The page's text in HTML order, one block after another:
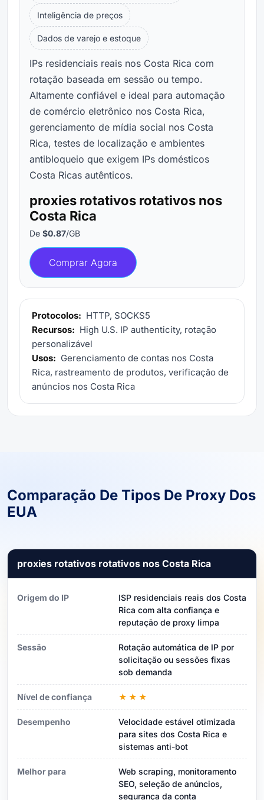
Inteligência de preços
Dados de varejo e estoque
IPs residenciais reais nos Costa Rica com
rotação baseada em sessão ou tempo.
Altamente confiável e ideal para automação
de comércio eletrônico nos Costa Rica,
gerenciamento de mídia social nos Costa
Rica, testes de localização e ambientes
antibloqueio que exigem IPs domésticos
Costa Ricas autênticos.
proxies rotativos rotativos nos
Costa Rica
De $0.87/GB
Comprar Agora
Protocolos: HTTP, SOCKS5
Recursos: High U.S. IP authenticity, rotação
personalizável
Usos: Gerenciamento de contas nos Costa
Rica, rastreamento de produtos, verificação de
anúncios nos Costa Rica
Comparação De Tipos De Proxy Dos
EUA
proxies rotativos rotativos nos Costa Rica
Origem do IP
ISP residenciais reais dos Costa
Rica com alta confiança e
reputação de proxy limpa
Sessão
Rotação automática de IP por
solicitação ou sessões fixas
sob demanda
Nível de confiança ★★★
Desempenho
Velocidade estável otimizada
para sites dos Costa Rica e
sistemas anti-bot
Melhor para
Web scraping, monitoramento
SEO, seleção de anúncios,
segurança da conta